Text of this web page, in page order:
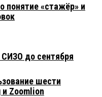
понятие «стажёр» и
до сентября
шести
и Zoomlion